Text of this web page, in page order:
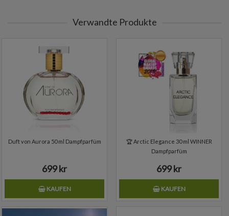
Verwandte Produkte
Duft von Aurora 50 ml Dampfparfüm
699 kr
KAUFEN
🏆 Arctic Elegance 30 ml WINNER
Dampfparfüm
699 kr
KAUFEN